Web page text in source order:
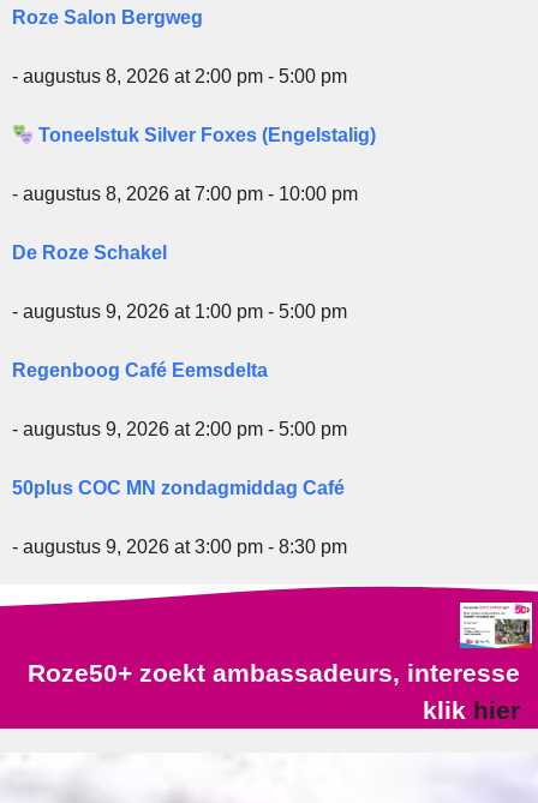
Roze Salon Bergweg
- augustus 8, 2026 at 2:00 pm - 5:00 pm
Toneelstuk Silver Foxes (Engelstalig)
- augustus 8, 2026 at 7:00 pm - 10:00 pm
De Roze Schakel
- augustus 9, 2026 at 1:00 pm - 5:00 pm
Regenboog Café Eemsdelta
- augustus 9, 2026 at 2:00 pm - 5:00 pm
50plus COC MN zondagmiddag Café
- augustus 9, 2026 at 3:00 pm - 8:30 pm
Roze50+ zoekt ambassadeurs, interesse
klik hier